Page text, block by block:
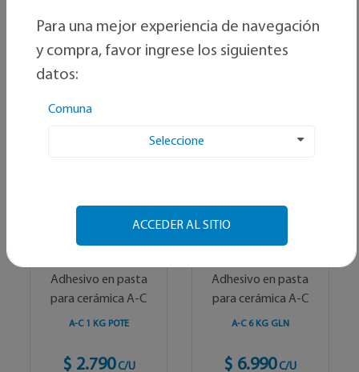
Ordenar por:
Adhesivo en pasta
para cerámica A-C
A-C 1 KG POTE
$ 2.790 C/U
Adhesivo en pasta
para cerámica A-C
A-C 6 KG GLN
$ 6.990 C/U
Para una mejor experiencia de navegación
y compra, favor ingrese los siguientes
datos:
Comuna
Seleccione
ACCEDER AL SITIO